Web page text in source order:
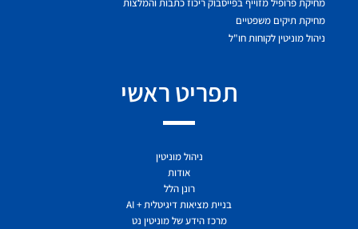
מחיקת פרופיל מזוייף בפייסבוק ריכוז כתבות והמלצות
מחיקת תיקים משפטיים
ניהול מוניטין לקוחות חו"ל
תפריט ראשי
ניהול מוניטין
אודות
רונן הלל
בניית מציאות דיגיטלית + AI
מרכז הידע של מוניטין נט